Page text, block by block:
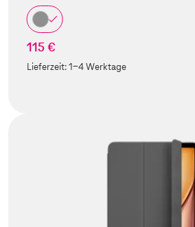
115 €
Lieferzeit:1-4 Werktage